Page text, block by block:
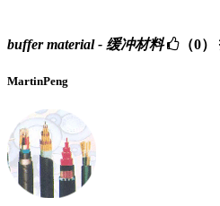
buffer material - 缓冲材料 （0）
MartinPeng